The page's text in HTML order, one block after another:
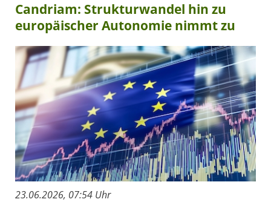
Candriam: Strukturwandel hin zu
europäischer Autonomie nimmt zu
23.06.2026, 07:54 Uhr